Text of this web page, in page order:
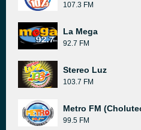
107.3 FM
La Mega
92.7 FM
Stereo Luz
103.7 FM
Metro FM
99.5 FM